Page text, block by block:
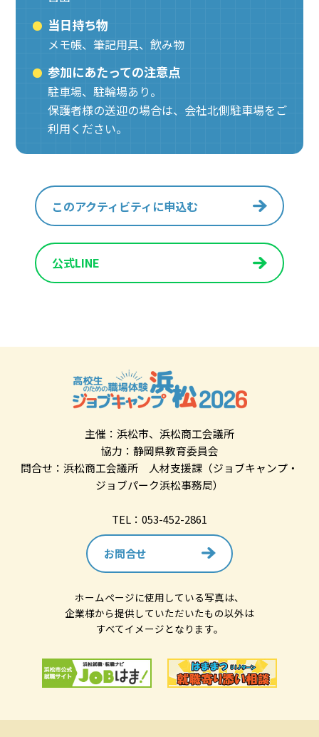
当日持ち物
メモ帳、筆記用具、飲み物
参加にあたっての注意点
駐車場、駐輪場あり。
保護者様の送迎の場合は、会社北側駐車場をご
利用ください。
このアクティビティに申込む
公式LINE
主催：浜松市、浜松商工会議所
協力：静岡県教育委員会
問合せ：浜松商工会議所 人材支援課（ジョブキャンプ・
ジョブパーク浜松事務局）
TEL：053-452-2861
お問合せ
ホームページに使用している写真は、
企業様から提供していただいたもの以外は
すべてイメージとなります。